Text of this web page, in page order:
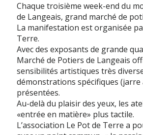
Chaque troisième week-end du
de Langeais, grand marché de
La manifestation est organisée
Terre.
Avec des exposants de grande
Marché de Potiers de Langeais
sensibilités artistiques très
démonstrations spécifiques
présentées.
Au-delà du plaisir des yeux, les
«entrée en matière» plus tactile.
L’association Le Pot de Terre a